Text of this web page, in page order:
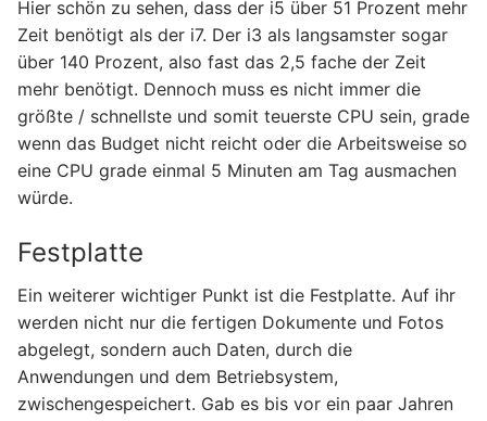
Hier schön zu sehen, dass der i5 über 51 Prozent mehr
Zeit benötigt als der i7. Der i3 als langsamster sogar
über 140 Prozent, also fast das 2,5 fache der Zeit
mehr benötigt. Dennoch muss es nicht immer die
größte / schnellste und somit teuerste CPU sein, grade
wenn das Budget nicht reicht oder die Arbeitsweise so
eine CPU grade einmal 5 Minuten am Tag ausmachen
würde.
Festplatte
Ein weiterer wichtiger Punkt ist die Festplatte. Auf ihr
werden nicht nur die fertigen Dokumente und Fotos
abgelegt, sondern auch Daten, durch die
Anwendungen und dem Betriebsystem,
zwischengespeichert. Gab es bis vor ein paar Jahren